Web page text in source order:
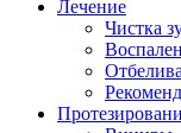
Лечение
Чистка